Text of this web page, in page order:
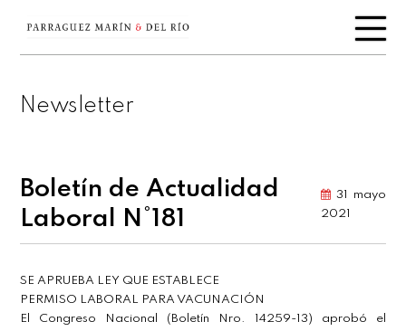
Newsletter
Boletín de Actualidad
Laboral N°181
31 mayo
2021
SE APRUEBA LEY QUE ESTABLECE
PERMISO LABORAL PARA VACUNACIÓN
El Congreso Nacional (Boletín Nro. 14259-13) aprobó el